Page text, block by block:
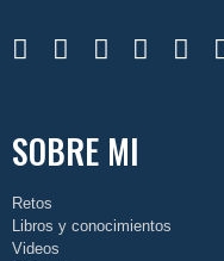
SOBRE MI
Retos
Libros y conocimientos
Videos